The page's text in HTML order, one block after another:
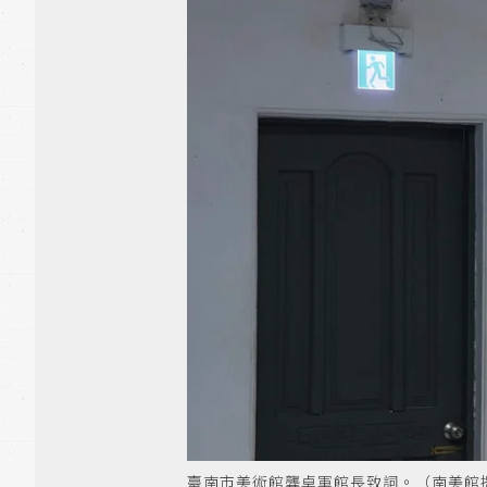
臺南市美術館龔卓軍館長致詞。（南美館